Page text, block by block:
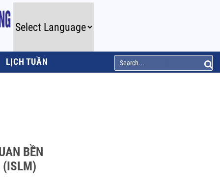
LỊCH TUẦN
BỀN
(ISLM)